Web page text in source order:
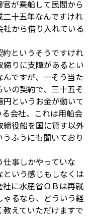
が乗船して民間から
十五年なんですけれ
から借り入れている
というそうですけれ
りに支障があるとい
ですが、一そう当た
の契約で、三十五そ
というお金が動いて
会社、これは用船会
役船を国に貸す以外
ふうにも聞いており
事しかやっていな
いう感じもしなくは
に水産省ＯＢは再就
るなら、どういう経
えていただけますで